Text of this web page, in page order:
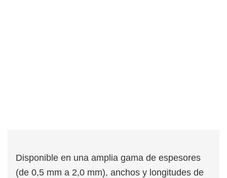
Disponible en una amplia gama de espesores
(de 0,5 mm a 2,0 mm), anchos y longitudes de